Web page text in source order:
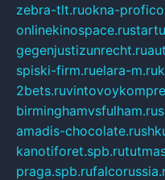
zebra-tlt.ruokna-
onlinekinospace.ru
gegenjustizunrecht.ru
spiski-firm.ruelara-m.ru
2bets.ru
birminghamvsfulham.ru
amadis-chocolate.ru
kanotiforet.spb.ru
praga.spb.ru